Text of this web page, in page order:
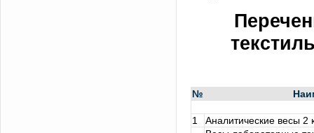
№
1
Аналитические весы 2